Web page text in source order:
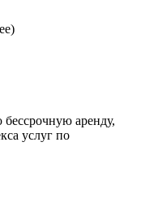
бессрочную аренду,
услуг по